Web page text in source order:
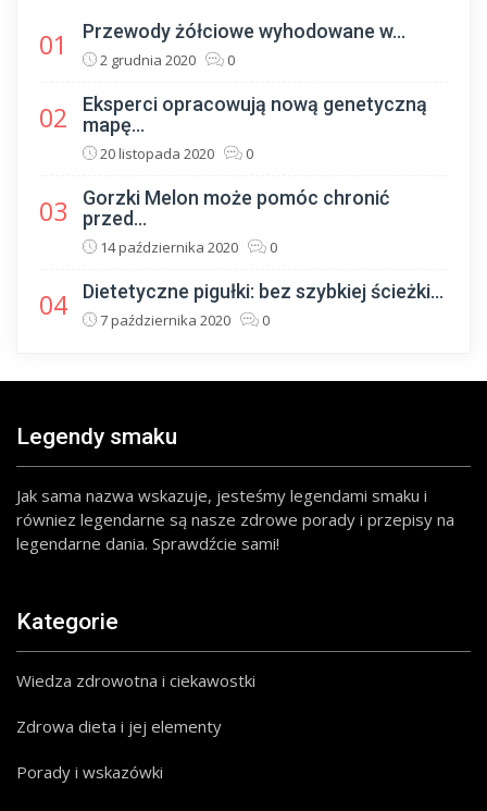
01 Przewody żółciowe wyhodowane w...
2 grudnia 2020 0
02
Eksperci opracowują nową genetyczną
mapę...
20 listopada 2020 0
03
Gorzki Melon może pomóc chronić
przed...
14 października 2020 0
04 Dietetyczne pigułki: bez szybkiej ścieżki...
7 października 2020 0
Legendy smaku
Jak sama nazwa wskazuje, jesteśmy legendami smaku i
równiez legendarne są nasze zdrowe porady i przepisy na
legendarne dania. Sprawdźcie sami!
Kategorie
Wiedza zdrowotna i ciekawostki
Zdrowa dieta i jej elementy
Porady i wskazówki